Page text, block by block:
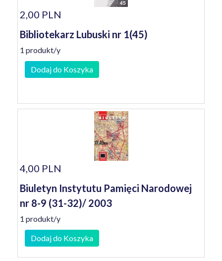
2,00 PLN
Bibliotekarz Lubuski nr 1(45)
1 produkt/y
Dodaj do Koszyka
4,00 PLN
Biuletyn Instytutu Pamięci Narodowej
nr 8-9 (31-32)/ 2003
1 produkt/y
Dodaj do Koszyka